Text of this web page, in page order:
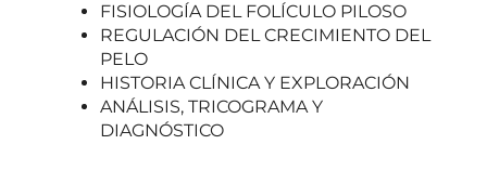
FISIOLOGÍA DEL FOLÍCULO PILOSO
REGULACIÓN DEL CRECIMIENTO DEL
PELO
HISTORIA CLÍNICA Y EXPLORACIÓN
ANÁLISIS, TRICOGRAMA Y
DIAGNÓSTICO